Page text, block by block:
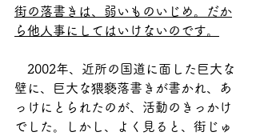
街の落書きは、弱いものいじめ。だか
ら他人事にしてはいけないのです。
2002年、近所の国道に面した巨大な
壁に、巨大な猥褻落書きが書かれ、あ
っけにとられたのが、活動のきっかけ
でした。しかし、よく見ると、街じゅ